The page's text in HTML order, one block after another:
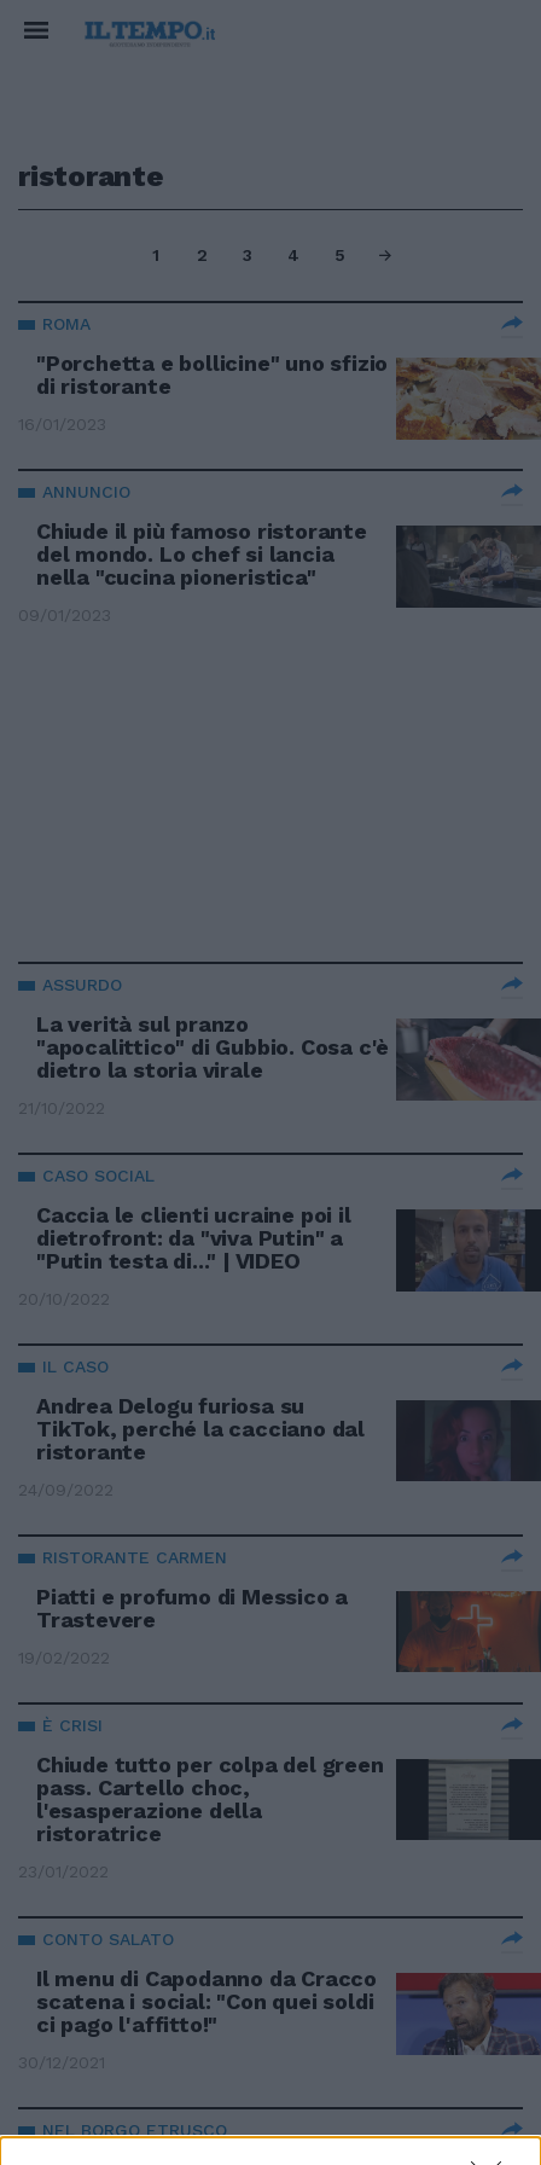
ristorante
1 2 3 4 5
ROMA
"Porchetta e bollicine" uno sfizio
di ristorante
16/01/2023
ANNUNCIO
Chiude il più famoso ristorante
del mondo. Lo chef si lancia
nella "cucina pioneristica"
09/01/2023
ASSURDO
La verità sul pranzo
"apocalittico" di Gubbio. Cosa c'è
dietro la storia virale
21/10/2022
CASO SOCIAL
Caccia le clienti ucraine poi il
dietrofront: da "viva Putin" a
"Putin testa di..." | VIDEO
20/10/2022
IL CASO
Andrea Delogu furiosa su
TikTok, perché la cacciano dal
ristorante
24/09/2022
RISTORANTE CARMEN
Piatti e profumo di Messico a
Trastevere
19/02/2022
È CRISI
Chiude tutto per colpa del green
pass. Cartello choc,
l'esasperazione della
ristoratrice
23/01/2022
CONTO SALATO
Il menu di Capodanno da Cracco
scatena i social: "Con quei soldi
ci pago l'affitto!"
30/12/2021
NEL BORGO ETRUSCO